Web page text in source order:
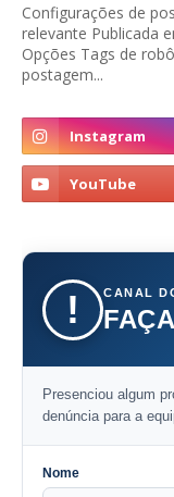
Configurações de
relevante Publicada
Opções Tags de
postagem...
! CANAL
Presenciou algum
denúncia para a
Nome